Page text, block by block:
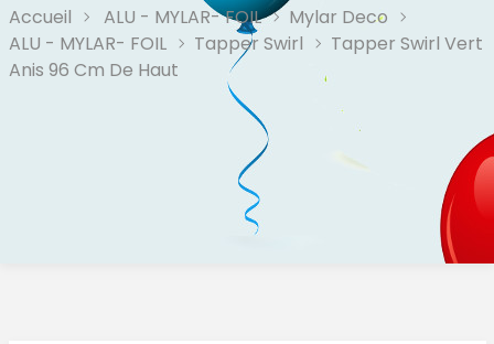
Accueil ALU - MYLAR- FOIL
Mylar Deco
ALU - MYLAR- FOIL
Tapper Swirl
Tapper Swirl Vert
Anis 96 Cm De Haut